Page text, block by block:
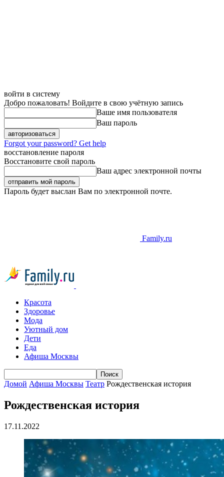
войти в систему
Добро пожаловать! Войдите в свою учётную запись
Ваше имя пользователя
Ваш пароль
Forgot your password? Get help
восстановление пароля
Восстановите свой пароль
Ваш адрес электронной почты
Пароль будет выслан Вам по электронной почте.
Family.ru
Красота
Здоровье
Мода
Уютный дом
Дети
Еда
Афиша Москвы
Домой Афиша Москвы Театр Рождественская история
Рождественская история
17.11.2022